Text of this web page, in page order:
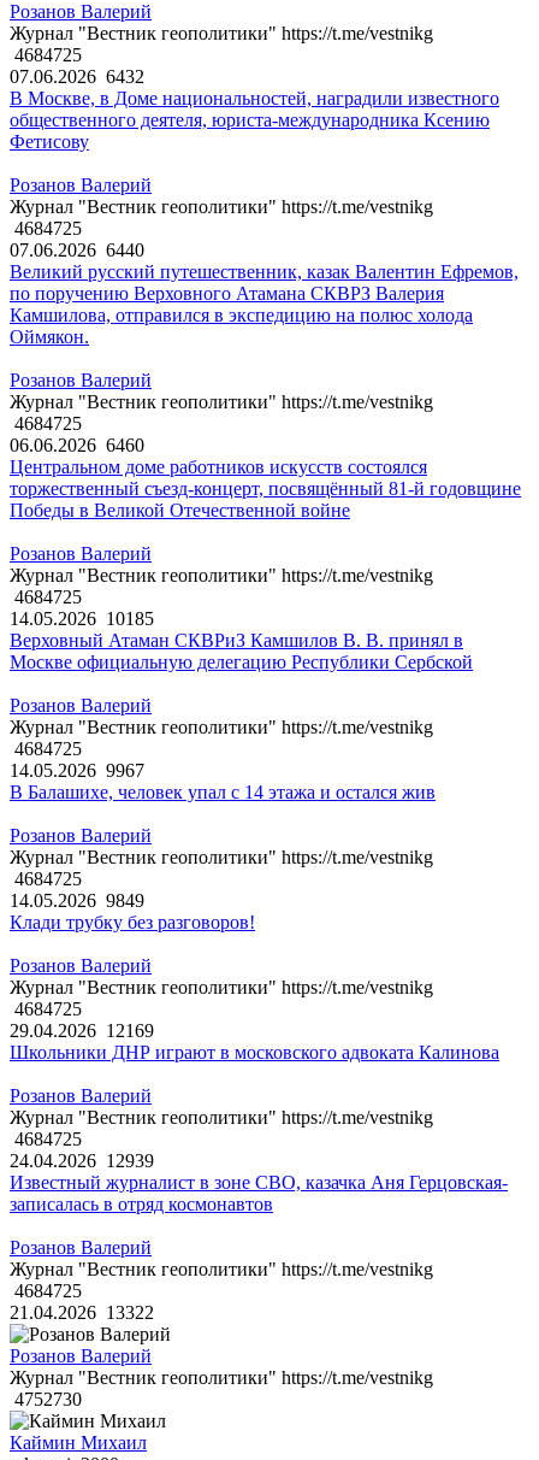
Розанов Валерий
Журнал "Вестник геополитики" https://t.me/vestnikg
4684725
07.06.2026 6432
В Москве, в Доме национальностей, наградили известного
общественного деятеля, юриста-международника Ксению
Фетисову
Розанов Валерий
Журнал "Вестник геополитики" https://t.me/vestnikg
4684725
07.06.2026 6440
Великий русский путешественник, казак Валентин Ефремов,
по поручению Верховного Атамана СКВРЗ Валерия
Камшилова, отправился в экспедицию на полюс холода
Оймякон.
Розанов Валерий
Журнал "Вестник геополитики" https://t.me/vestnikg
4684725
06.06.2026 6460
Центральном доме работников искусств состоялся
торжественный съезд-концерт, посвящённый 81-й годовщине
Победы в Великой Отечественной войне
Розанов Валерий
Журнал "Вестник геополитики" https://t.me/vestnikg
4684725
14.05.2026 10185
Верховный Атаман СКВРиЗ Камшилов В. В. принял в
Москве официальную делегацию Республики Сербской
Розанов Валерий
Журнал "Вестник геополитики" https://t.me/vestnikg
4684725
14.05.2026 9967
В Балашихе, человек упал с 14 этажа и остался жив
Розанов Валерий
Журнал "Вестник геополитики" https://t.me/vestnikg
4684725
14.05.2026 9849
Клади трубку без разговоров!
Розанов Валерий
Журнал "Вестник геополитики" https://t.me/vestnikg
4684725
29.04.2026 12169
Школьники ДНР играют в московского адвоката Калинова
Розанов Валерий
Журнал "Вестник геополитики" https://t.me/vestnikg
4684725
24.04.2026 12939
Известный журналист в зоне СВО, казачка Аня Герцовская-
записалась в отряд космонавтов
Розанов Валерий
Журнал "Вестник геополитики" https://t.me/vestnikg
4684725
21.04.2026 13322
Розанов Валерий
Журнал "Вестник геополитики" https://t.me/vestnikg
4752730
Каймин Михаил